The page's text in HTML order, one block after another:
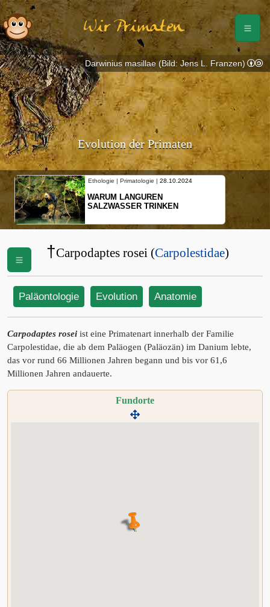
Wir Primaten
Evolution der Primaten
Ethologie | Primatologie | 28.10.2024
WARUM LANGUREN
SALZWASSER TRINKEN
Darwinius masillae (Bild: Jens L. Franzen)
†Carpodaptes rosei (Carpolestidae)
Paläontologie Evolution Anatomie
Carpodaptes rosei ist eine Primatenart innerhalb der Familie
Carpolestidae, die ab dem Paläogen (Paläozän) im Danium lebte,
das vor rund 66 Millionen Jahren begann und bis vor 61,6
Millionen Jahren andauerte.
Fundorte